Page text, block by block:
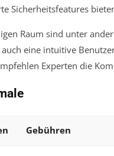
Sicherheitsfeatures
Raum sind unter
eine intuitive
Experten die
Gebühren